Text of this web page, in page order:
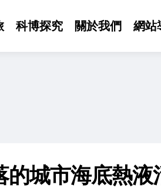
科博探究 關於我們 網站
的城市海底熱液